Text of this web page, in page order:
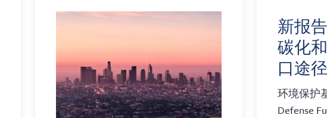
新报
碳化
口途径
环境保护
Defense